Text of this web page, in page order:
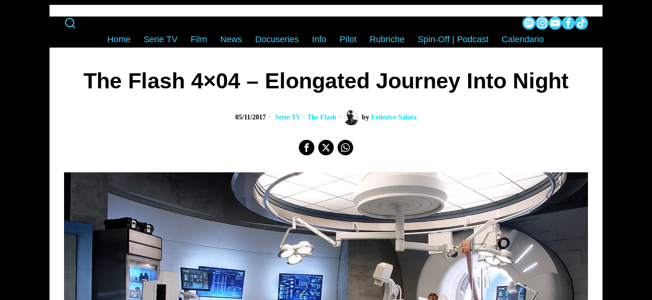
Home Serie TV Film News Docuseries Info Pilot Rubriche Spin-Off | Podcast Calendario
The Flash 4×04 – Elongated Journey Into Night
05/11/2017 Serie TV · The Flash by Federico Salata